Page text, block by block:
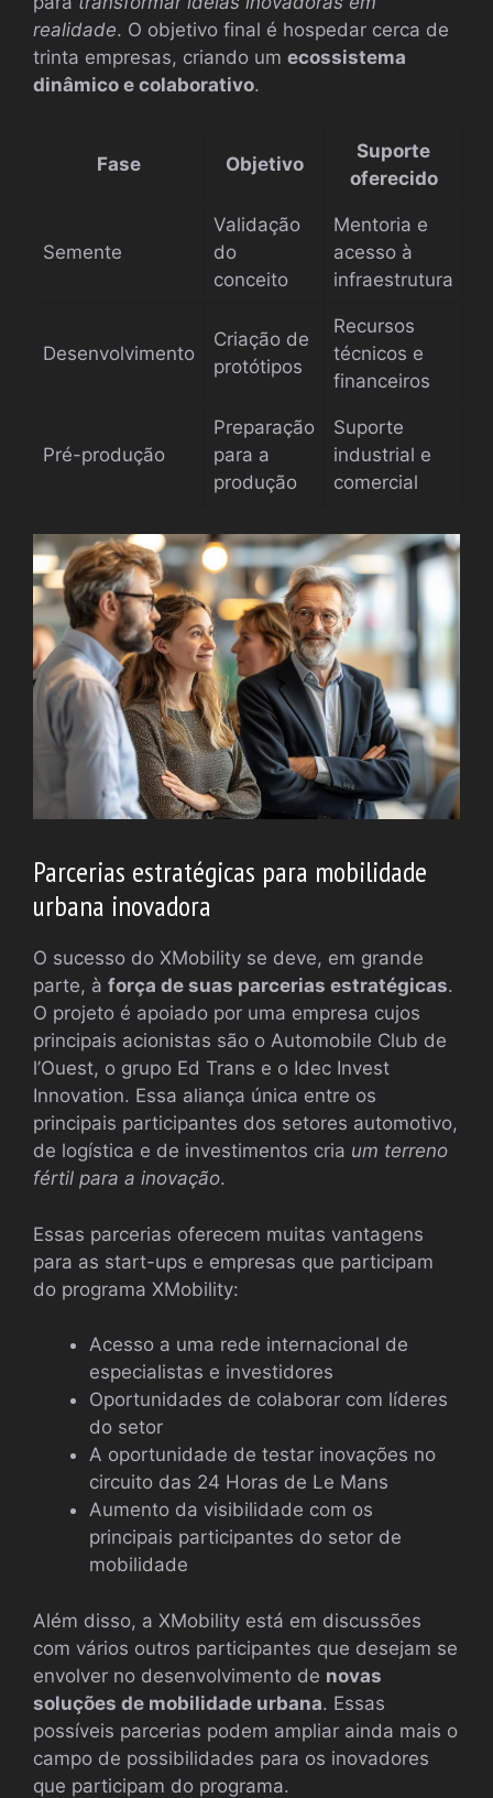
realidade. O objetivo final é hospedar cerca de
trinta empresas, criando um ecossistema
dinâmico e colaborativo.
Fase Objetivo
Suporte
oferecido
Semente
Validação
do
conceito
Mentoria e
acesso à
infraestrutura
Desenvolvimento
Criação de
protótipos
Recursos
técnicos e
financeiros
Pré-produção
Preparação
para a
produção
Suporte
industrial e
comercial
Parcerias estratégicas para mobilidade
urbana inovadora
O sucesso do XMobility se deve, em grande
parte, à força de suas parcerias estratégicas.
O projeto é apoiado por uma empresa cujos
principais acionistas são o Automobile Club de
l’Ouest, o grupo Ed Trans e o Idec Invest
Innovation. Essa aliança única entre os
principais participantes dos setores automotivo,
de logística e de investimentos cria um terreno
fértil para a inovação.
Essas parcerias oferecem muitas vantagens
para as start-ups e empresas que participam
do programa XMobility:
Acesso a uma rede internacional de
especialistas e investidores
Oportunidades de colaborar com líderes
do setor
A oportunidade de testar inovações no
circuito das 24 Horas de Le Mans
Aumento da visibilidade com os
principais participantes do setor de
mobilidade
Além disso, a XMobility está em discussões
com vários outros participantes que desejam se
envolver no desenvolvimento de novas
soluções de mobilidade urbana. Essas
possíveis parcerias podem ampliar ainda mais o
campo de possibilidades para os inovadores
que participam do programa.